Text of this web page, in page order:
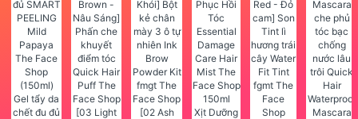
Gel tẩy da
chết đu đủ
[03 Light
[02 Ash
Xịt Dưỡng